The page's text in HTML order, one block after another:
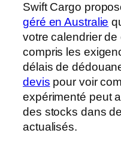
Swift Cargo
géré en Australie
votre calendrier
compris les
délais de
devis pour voir
expérimenté peut
des stocks dans
actualisés.